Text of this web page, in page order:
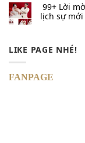
99+ Lời
lịch sự
LIKE PAGE NHÉ!
FANPAGE